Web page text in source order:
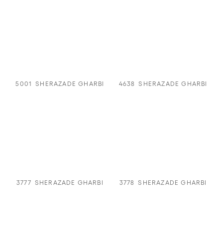
5001 SHERAZADE GHARBI 4638 SHERAZADE GHARBI
3777 SHERAZADE GHARBI 3778 SHERAZADE GHARBI